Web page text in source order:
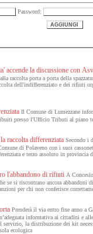
Password:
accende la discussione con
raccolta porta a porta della
dell'indifferenziato e dei rifiuti
Il Comune di Lumezzane
presso l'Ufficio Tributi al piano
raccolta differenziata Secondo i
di Polaveno con i suoi
e terzo assoluto in provincia
l'abbandono di rifiuti A
se si riscontrano ancora
per chi non conferisce
Prenderà il via entro fine anno a
informativa ai cittadini e
la distribuzione dei kit
ecologica